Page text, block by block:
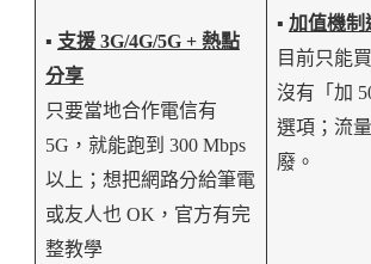
▪️ 支援 3G/4G/5G + 熱點
分享
只要當地合作電信有
5G，就能跑到 300 Mbps
以上；想把網路分給筆電
或友人也 OK，官方有完
整教學
▪️ 加值機制
目前只能
沒有「加
選項；流
廢。